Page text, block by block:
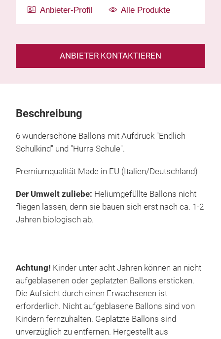
Anbieter-Profil Alle Produkte
ANBIETER KONTAKTIEREN
Beschreibung
6 wunderschöne Ballons mit Aufdruck "Endlich
Schulkind" und "Hurra Schule".
Premiumqualität Made in EU (Italien/Deutschland)
Der Umwelt zuliebe: Heliumgefüllte Ballons nicht
fliegen lassen, denn sie bauen sich erst nach ca. 1-2
Jahren biologisch ab.
Achtung! Kinder unter acht Jahren können an nicht
aufgeblasenen oder geplatzten Ballons ersticken.
Die Aufsicht durch einen Erwachsenen ist
erforderlich. Nicht aufgeblasene Ballons sind von
Kindern fernzuhalten. Geplatzte Ballons sind
unverzüglich zu entfernen. Hergestellt aus